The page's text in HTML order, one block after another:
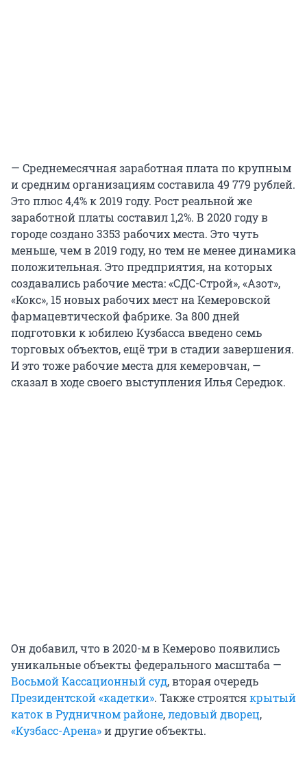
— Среднемесячная заработная плата по крупным
и средним организациям составила 49 779 рублей.
Это плюс 4,4% к 2019 году. Рост реальной же
заработной платы составил 1,2%. В 2020 году в
городе создано 3353 рабочих места. Это чуть
меньше, чем в 2019 году, но тем не менее динамика
положительная. Это предприятия, на которых
создавались рабочие места: «СДС-Строй», «Азот»,
«Кокс», 15 новых рабочих мест на Кемеровской
фармацевтической фабрике. За 800 дней
подготовки к юбилею Кузбасса введено семь
торговых объектов, ещё три в стадии завершения.
И это тоже рабочие места для кемеровчан, —
сказал в ходе своего выступления Илья Середюк.
Он добавил, что в 2020-м в Кемерово появились
уникальные объекты федерального масштаба —
Восьмой Кассационный суд, вторая очередь
Президентской «кадетки». Также строятсякрытый
каток в Рудничном районе,ледовый дворец,
«Кузбасс-Арена»и другие объекты.